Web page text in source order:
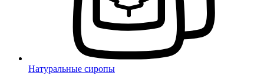
Натуральные сиропы